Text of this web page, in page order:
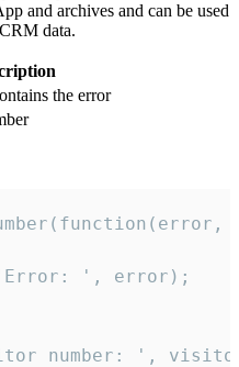
and archives and can be used
data.
the error
', error);
number: ',